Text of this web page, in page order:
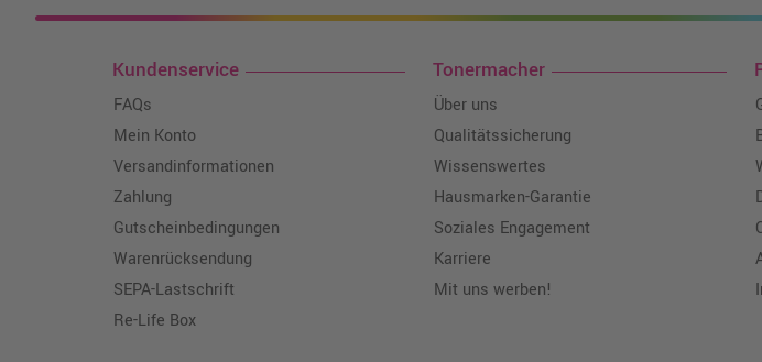
Kundenservice
FAQs
Mein Konto
Versandinformationen
Zahlung
Gutscheinbedingungen
Warenrücksendung
SEPA-Lastschrift
Re-Life Box
Tonermacher
Über uns
Qualitätssicherung
Wissenswertes
Hausmarken-Garantie
Soziales Engagement
Karriere
Mit uns werben!